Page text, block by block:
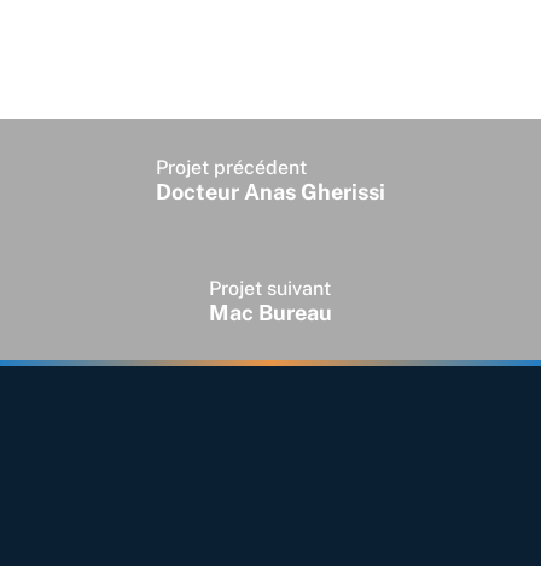
Projet précédent
Docteur Anas Gherissi
Projet suivant
Mac Bureau